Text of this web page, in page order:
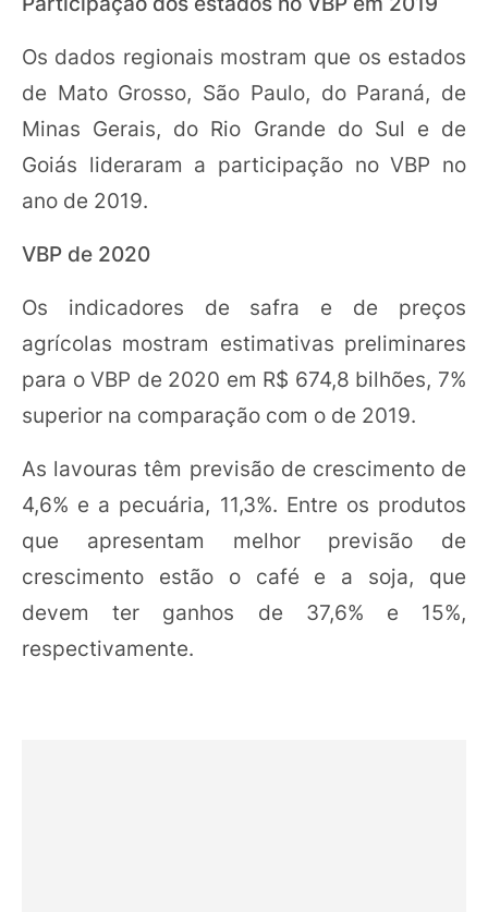
Os dados regionais mostram que os estados
de Mato Grosso, São Paulo, do Paraná, de
Minas Gerais, do Rio Grande do Sul e de
Goiás lideraram a participação no VBP no
ano de 2019.
VBP de 2020
Os indicadores de safra e de preços
agrícolas mostram estimativas preliminares
para o VBP de 2020 em R$ 674,8 bilhões, 7%
superior na comparação com o de 2019.
As lavouras têm previsão de crescimento de
4,6% e a pecuária, 11,3%. Entre os produtos
que apresentam melhor previsão de
crescimento estão o café e a soja, que
devem ter ganhos de 37,6% e 15%,
respectivamente.